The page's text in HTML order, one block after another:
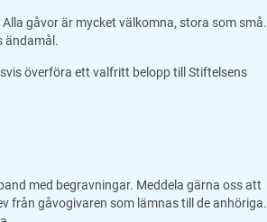
gåvor är mycket välkomna, stora som små.
ändamål.
överföra ett valfritt belopp till Stiftelsens
med begravningar. Meddela gärna oss att
från gåvogivaren som lämnas till de anhöriga.